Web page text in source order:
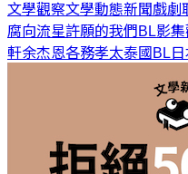
文學觀察文學動態新聞戲劇
腐向流星許願的我們 BL影集
軒余杰恩各務孝太泰國BL